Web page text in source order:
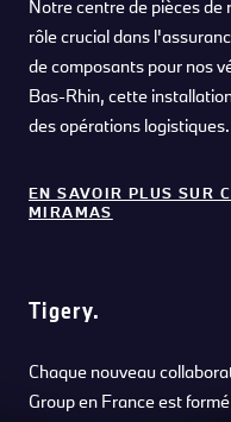
Notre centre de pièces
rôle crucial dans
de composants pour nos
Bas-Rhin, cette
des opérations logistiques.
EN SAVOIR PLUS SUR
MIRAMAS
Tigery.
Chaque nouveau
Group en France est